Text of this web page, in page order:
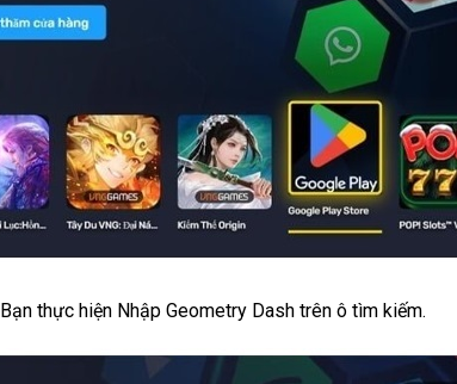
Bạn thực hiện Nhập Geometry Dash trên ô tìm kiếm.